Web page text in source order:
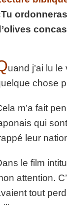
http://
Es-tu-lasse-rempli-
uand j’ai lu
chose
m’a fait
qui
leur
le film
attention.
tout